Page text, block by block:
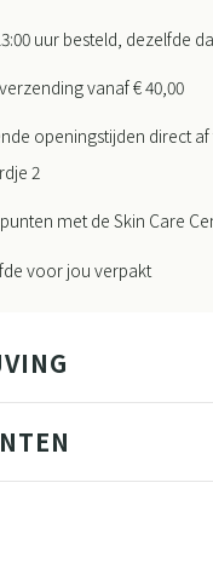
uur besteld, dezelfde
vanaf € 40,00
openingstijden direct
2
met de Skin Care
voor jou verpakt